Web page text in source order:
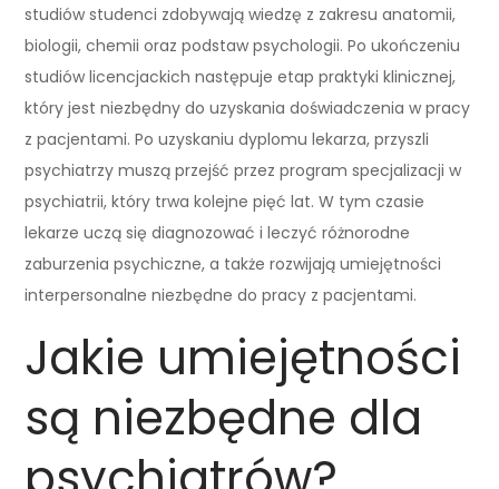
studiów studenci zdobywają wiedzę z zakresu anatomii,
biologii, chemii oraz podstaw psychologii. Po ukończeniu
studiów licencjackich następuje etap praktyki klinicznej,
który jest niezbędny do uzyskania doświadczenia w pracy
z pacjentami. Po uzyskaniu dyplomu lekarza, przyszli
psychiatrzy muszą przejść przez program specjalizacji w
psychiatrii, który trwa kolejne pięć lat. W tym czasie
lekarze uczą się diagnozować i leczyć różnorodne
zaburzenia psychiczne, a także rozwijają umiejętności
interpersonalne niezbędne do pracy z pacjentami.
Jakie umiejętności
są niezbędne dla